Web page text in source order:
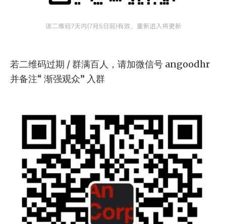
若二维码过期 / 群满百人，请加微信号 angoodhr
并备注“ 渐强观众” 入群